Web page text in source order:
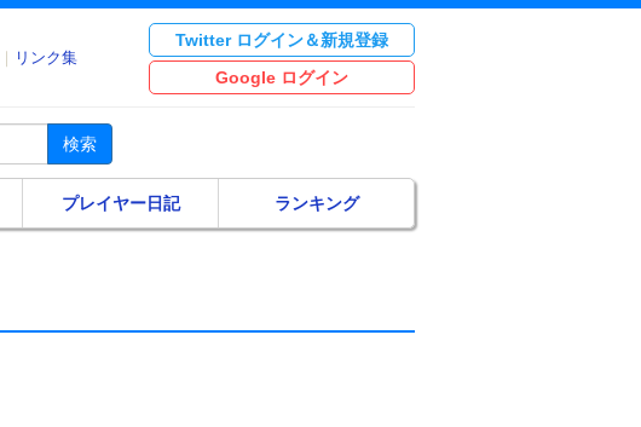
リンク集
Twitter ログイン＆新規登録
Google ログイン
検索
プレイヤー日記 ランキング